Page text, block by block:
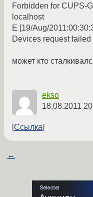
Forbidden for CUPS-
localhost
E [19/Aug/
Devices request
может кто
ekso
18.08.2011
Ссылка
←